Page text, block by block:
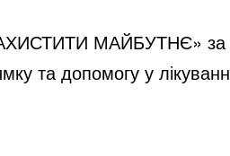
МАЙБУТНЄ» за
та допомогу у